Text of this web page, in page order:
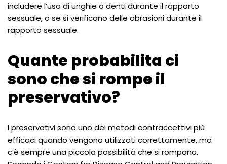
includere l’uso di unghie o denti durante il rapporto
sessuale, o se si verificano delle abrasioni durante il
rapporto sessuale.
Quante probabilita ci
sono che si rompe il
preservativo?
I preservativi sono uno dei metodi contraccettivi più
efficaci quando vengono utilizzati correttamente, ma
c’è sempre una piccola possibilità che si rompano.